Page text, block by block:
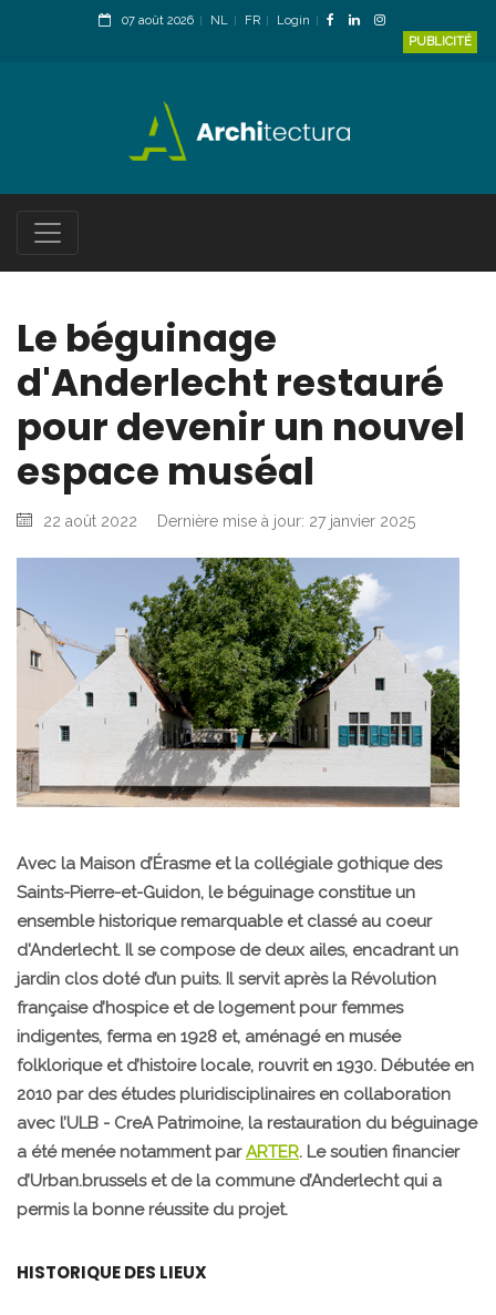
07 août 2026 NL FR
Login
PUBLICITÉ
Le béguinage
d'Anderlecht restauré
pour devenir un nouvel
espace muséal
22 août 2022 Dernière mise à jour: 27 janvier 2025
Avec la Maison d’Érasme et la collégiale gothique des
Saints-Pierre-et-Guidon, le béguinage constitue un
ensemble historique remarquable et classé au coeur
d'Anderlecht. Il se compose de deux ailes, encadrant un
jardin clos doté d’un puits. Il servit après la Révolution
française d’hospice et de logement pour femmes
indigentes, ferma en 1928 et, aménagé en musée
folklorique et d’histoire locale, rouvrit en 1930. Débutée en
2010 par des études pluridisciplinaires en collaboration
avec l’ULB - CreA Patrimoine, la restauration du béguinage
a été menée notamment parARTER. Le soutien financier
d’Urban.brussels et de la commune d’Anderlecht qui a
permis la bonne réussite du projet.
HISTORIQUE DES LIEUX